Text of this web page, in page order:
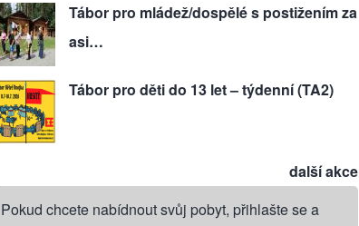
Tábor pro mládež/dospělé s postižením za
asi…
Tábor pro děti do 13 let – týdenní (TA2)
další akce
Pokud chcete nabídnout svůj pobyt, přihlašte se a